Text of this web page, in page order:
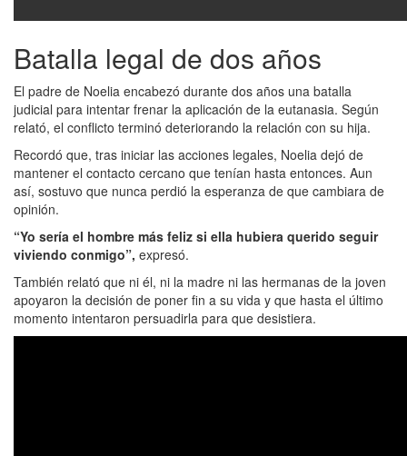
Batalla legal de dos años
El padre de Noelia encabezó durante dos años una batalla
judicial para intentar frenar la aplicación de la eutanasia. Según
relató, el conflicto terminó deteriorando la relación con su hija.
Recordó que, tras iniciar las acciones legales, Noelia dejó de
mantener el contacto cercano que tenían hasta entonces. Aun
así, sostuvo que nunca perdió la esperanza de que cambiara de
opinión.
“Yo sería el hombre más feliz si ella hubiera querido seguir
viviendo conmigo”, expresó.
También relató que ni él, ni la madre ni las hermanas de la joven
apoyaron la decisión de poner fin a su vida y que hasta el último
momento intentaron persuadirla para que desistiera.